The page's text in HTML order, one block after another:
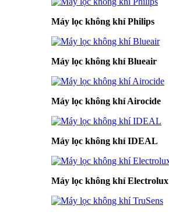
Máy lọc không khí Philips
Máy lọc không khí Blueair
Máy lọc không khí Airocide
Máy lọc không khí IDEAL
Máy lọc không khí Electrolux